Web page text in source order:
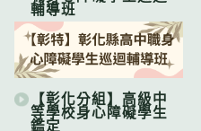
輔導班
【彰化分組】高級中
等學校身心障礙學生
鑑定